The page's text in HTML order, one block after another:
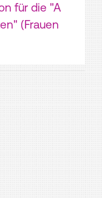
für die "A
(Frauen